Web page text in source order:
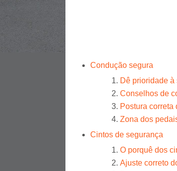
Condução segura
Dê prioridade à
Conselhos de
Postura
Zona dos
Cintos de segurança
O porquê dos
Ajuste correto